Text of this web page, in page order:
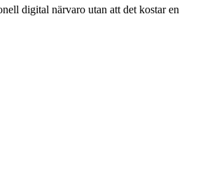
digital närvaro utan att det kostar en